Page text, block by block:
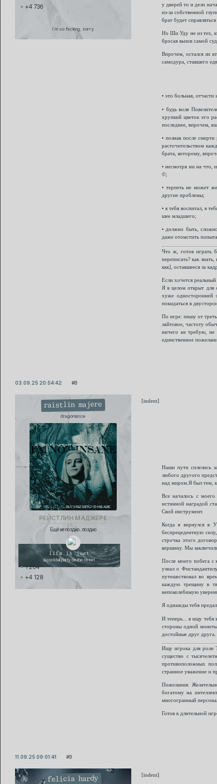
+4 736
i'm so fxcking, sorry
у дверей то и дело
из-за собственной
брат будет
Но Ши Уду не из тех,
бросая вызов самой
Впрочем, остался ли
самодура, ставшего
• это больная,
• будь воля
хрупкий цветок его
последнее, впрочем,
• познав после
расточительством
брата, которому,
• несмотря ни на что,
©;
• терпеть не может
другие проблемы;
• я тебя воспитал, я
шее младшего;
• должно быть,
даже отомстить
Что ж, готов играть
переписать? как
ккк], оставшееся за
Если хочется
Я в целом открыт для
хуже односторонней
покидаться в
По игре: пишу от
лайтовое, частоту
ничего не требую, не
единственное
8
03.09.25 20:54:42
raistlin majere
dragonlance
РЕЙСТЛИН МАДЖЕРЕ
Ещё не поздно...поздно
life is just
a cocktail party on the street
1 204
+4 128
[indent]
Наши пути сплелись
любого другого
над миром.Я был тем,
Все началось с
истинной наградой
Свой инструмент.
Когда я вернулся в
беспрецедентную
строчка этого
вершину. Мы
После моего побега с
узнал о
путешествовал во
каждую трещину в
непоколебимую
Я однажды тебя
И теперь... я ищу тебя
стороны одной
достойные друг
Ищу игрока для роли
существо с
противоположных
странное уважение и
Пожелания:
богатому на
многогранный
Готов к длительной
9
11.09.25 09:01:41
felicia hardy
[indent]